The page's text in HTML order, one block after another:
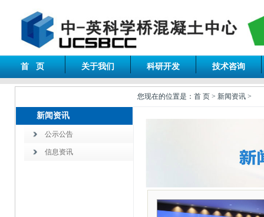
首 页 关于我们 科研开发 技术咨询
您现在的位置是：首 页 > 新闻资讯 >
新闻资讯
公示公告
信息资讯